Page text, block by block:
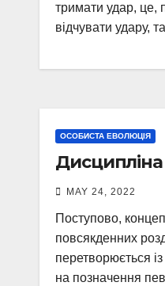
тримати удар, це,
відчувати удару,
ОСОБИСТА ЕВОЛЮЦІЯ
MAY 24, 2022
Поступово,
повсякденних
перетворюється
на позначення